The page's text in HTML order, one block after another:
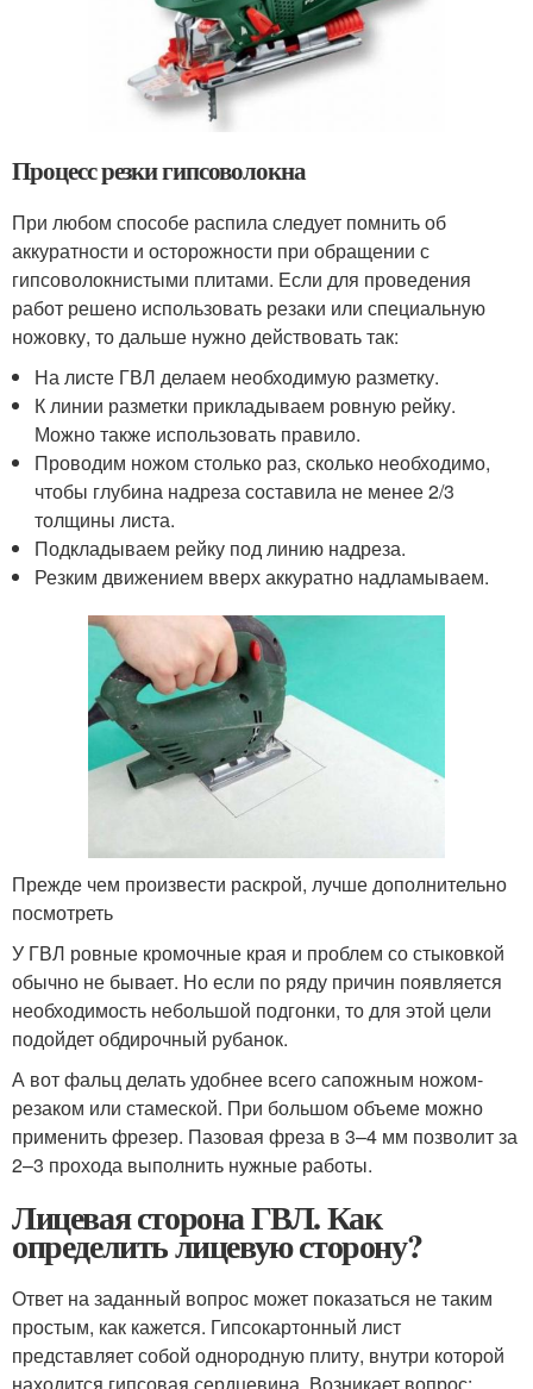
Процесс резки гипсоволокна
При любом способе распила следует помнить об
аккуратности и осторожности при обращении с
гипсоволокнистыми плитами. Если для проведения
работ решено использовать резаки или специальную
ножовку, то дальше нужно действовать так:
На листе ГВЛ делаем необходимую разметку.
К линии разметки прикладываем ровную рейку.
Можно также использовать правило.
Проводим ножом столько раз, сколько необходимо,
чтобы глубина надреза составила не менее 2/3
толщины листа.
Подкладываем рейку под линию надреза.
Резким движением вверх аккуратно надламываем.
Прежде чем произвести раскрой, лучше дополнительно
посмотреть
У ГВЛ ровные кромочные края и проблем со стыковкой
обычно не бывает. Но если по ряду причин появляется
необходимость небольшой подгонки, то для этой цели
подойдет обдирочный рубанок.
А вот фальц делать удобнее всего сапожным ножом-
резаком или стамеской. При большом объеме можно
применить фрезер. Пазовая фреза в 3–4 мм позволит за
2–3 прохода выполнить нужные работы.
Лицевая сторона ГВЛ. Как
определить лицевую сторону?
Ответ на заданный вопрос может показаться не таким
простым, как кажется. Гипсокартонный лист
представляет собой однородную плиту, внутри которой